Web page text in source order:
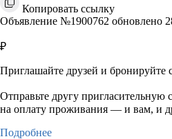
Копировать ссылку
Объявление №1900762 обновлено
₽
Приглашайте друзей и бронируйте
Отправьте другу
на оплату проживания — и вам, и
Подробнее